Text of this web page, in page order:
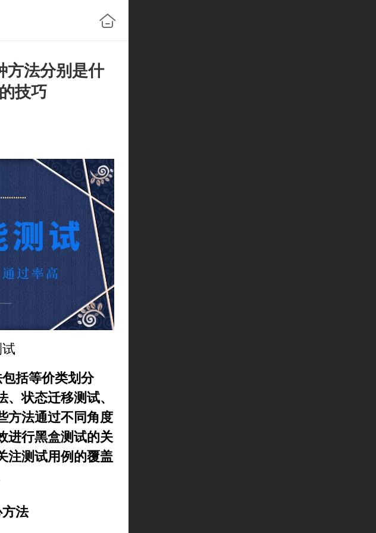
方法分别是什
技巧
括等价类划分
状态迁移测试、
方法通过不同角度
进行黑盒测试的关
注测试用例的覆盖
法